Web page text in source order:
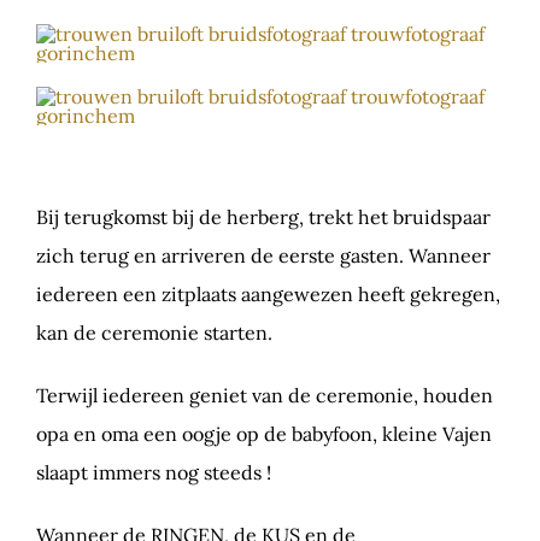
Bij terugkomst bij de herberg, trekt het bruidspaar
zich terug en arriveren de eerste gasten. Wanneer
iedereen een zitplaats aangewezen heeft gekregen,
kan de ceremonie starten.
Terwijl iedereen geniet van de ceremonie, houden
opa en oma een oogje op de babyfoon, kleine Vajen
slaapt immers nog steeds !
Wanneer de RINGEN, de KUS en de